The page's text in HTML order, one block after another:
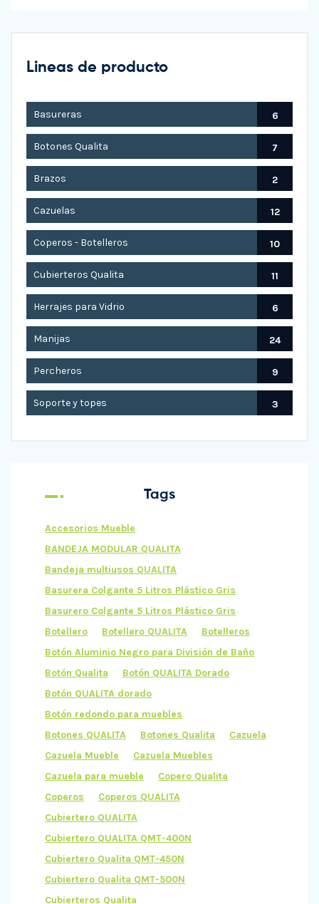
Lineas de producto
Basureras 6
Botones Qualita 7
Brazos 2
Cazuelas 12
Coperos - Botelleros 10
Cubierteros Qualita 11
Herrajes para Vidrio 6
Manijas 24
Percheros 9
Soporte y topes 3
Tags
Accesorios Mueble
BANDEJA MODULAR QUALITA
Bandeja multiusos QUALITA
Basurera Colgante 5 Litros Plástico Gris
Basurero Colgante 5 Litros Plástico Gris
Botellero
Botellero QUALITA
Botelleros
Botón Aluminio Negro para División de Baño
Botón Qualita
Botón QUALITA Dorado
Botón QUALITA dorado
Botón redondo para muebles
Botones QUALITA
Botones Qualita
Cazuela
Cazuela Mueble
Cazuela Muebles
Cazuela para mueble
Copero Qualita
Coperos
Coperos QUALITA
Cubiertero QUALITA
Cubiertero QUALITA QMT-400N
Cubiertero Qualita QMT-450N
Cubiertero Qualita QMT-500N
Cubierteros Qualita